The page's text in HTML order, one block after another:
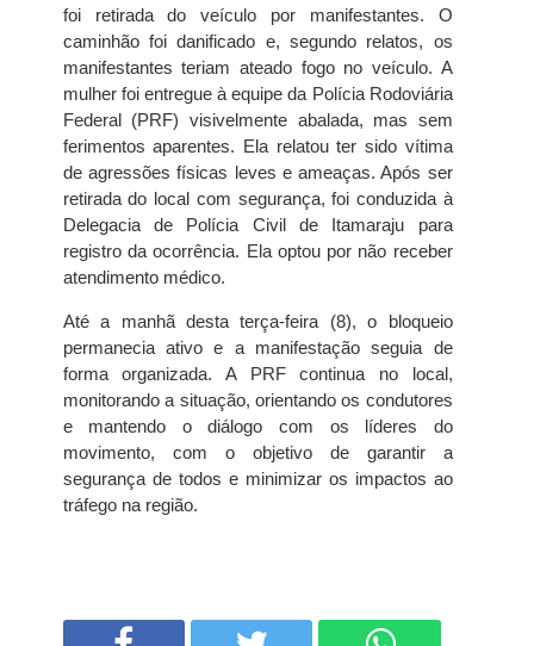
foi retirada do veículo por manifestantes. O
caminhão foi danificado e, segundo relatos, os
manifestantes teriam ateado fogo no veículo. A
mulher foi entregue à equipe da Polícia Rodoviária
Federal (PRF) visivelmente abalada, mas sem
ferimentos aparentes. Ela relatou ter sido vítima
de agressões físicas leves e ameaças. Após ser
retirada do local com segurança, foi conduzida à
Delegacia de Polícia Civil de Itamaraju para
registro da ocorrência. Ela optou por não receber
atendimento médico.
Até a manhã desta terça-feira (8), o bloqueio
permanecia ativo e a manifestação seguia de
forma organizada. A PRF continua no local,
monitorando a situação, orientando os condutores
e mantendo o diálogo com os líderes do
movimento, com o objetivo de garantir a
segurança de todos e minimizar os impactos ao
tráfego na região.